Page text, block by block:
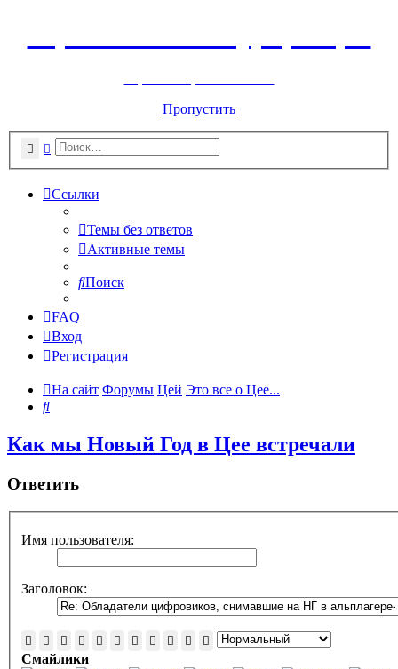
Пропустить
ПоискРасширенный поиск
Ссылки
Темы без ответов
Активные темы
Поиск
FAQ
Вход
Регистрация
На сайт Форумы Цей Это все о Цее...
Поиск
Как мы Новый Год в Цее встречали
Ответить
Имя пользователя:
Заголовок:
Смайлики